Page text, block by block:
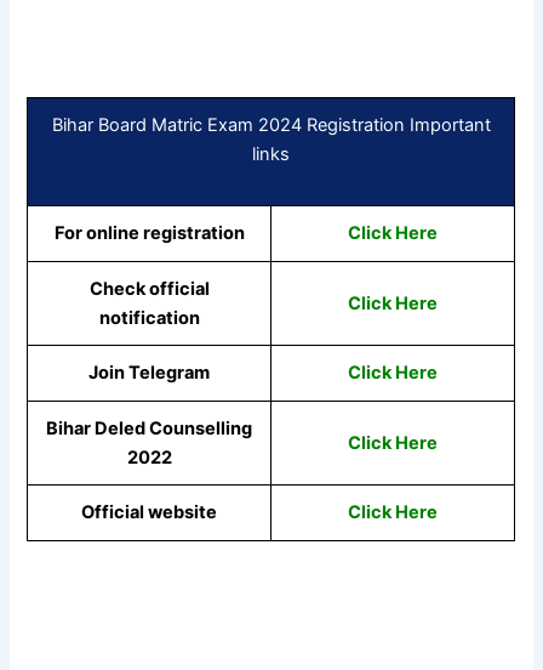
Bihar Board Matric Exam 2024 Registration Important
links
For online registration Click Here
Check official
notification
Click Here
Join Telegram Click Here
Bihar Deled Counselling
2022
Click Here
Official website Click Here